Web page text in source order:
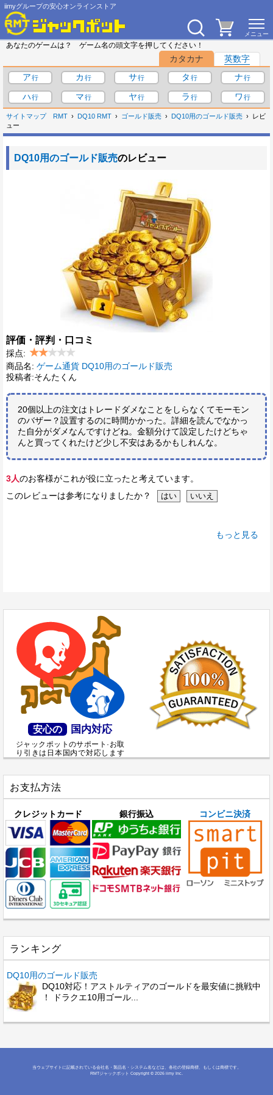
iimyグループの安心オンラインストア
あなたのゲームは？ ゲーム名の頭文字を押してください！
カタカナ
英数字
ア
カ サ タ
ナ
ハ
マ ヤ ラ ワ
サイトマップ RMT DQ10 RMT ゴールド販売 DQ10用のゴールド販売
レビ
ュー
DQ10用のゴールド販売のレビュー
評価・評判・口コミ
採点:
商品名: ゲーム通貨 DQ10用のゴールド販売
投稿者:そんたくん
20個以上の注文はトレードダメなことをしらなくてモーモン
のバザー？設置するのに時間かかった。詳細を読んでなかっ
た自分がダメなんですけどね。金額分けて設定したけどちゃ
んと買ってくれたけど少し不安はあるかもしれんな。
3人のお客様がこれが役に立ったと考えています。
このレビューは参考になりましたか？
もっと見る
安心の 国内対応
ジャックポットのサポート·お取
り引きは日本国内で対応します
お支払方法
クレジットカード 銀行振込 コンビニ決済
ランキング
DQ10用のゴールド販売
DQ10対応！アストルティアのゴールドを最安値に挑戦中
！ ドラクエ10用ゴール...
当ウェブサイトに記載されている会社名・製品名・システム名などは、各社の登録商標、もしくは商標です。
RMTジャックポット Copyright © 2026 iimy Inc.